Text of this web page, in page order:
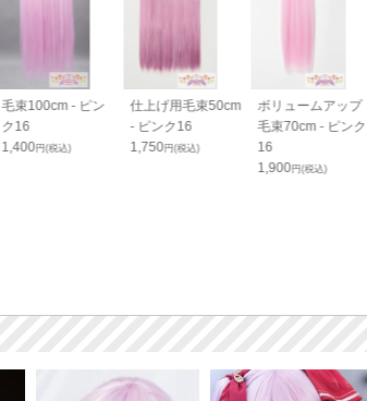
毛束100cm - ピン
ク16
1,400 円(税込)
仕上げ用毛束50cm
- ピンク16
1,750 円(税込)
ボリュームアップ
毛束70cm - ピンク
16
1,900 円(税込)